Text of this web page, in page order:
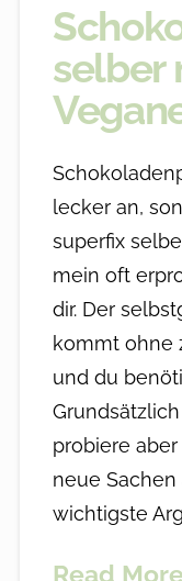
selber
lecker an,
superfix
mein oft
dir. Der
kommt ohne
und du
probiere
neue Sachen
wichtigste
Read More